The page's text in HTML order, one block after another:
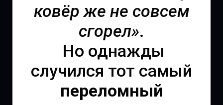
ковёр же не совсем
сгорел».
Но однажды
случился тот самый
переломный